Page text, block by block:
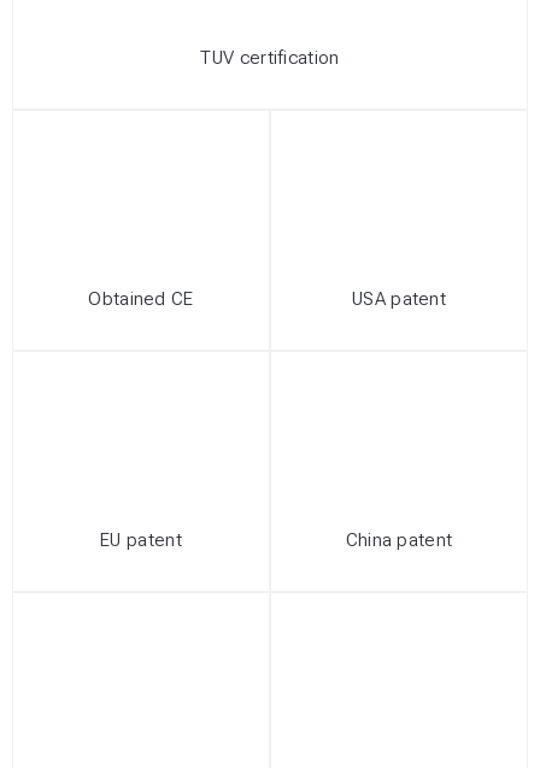
Obtained CE USA patent
EU patent China patent
TUV certification